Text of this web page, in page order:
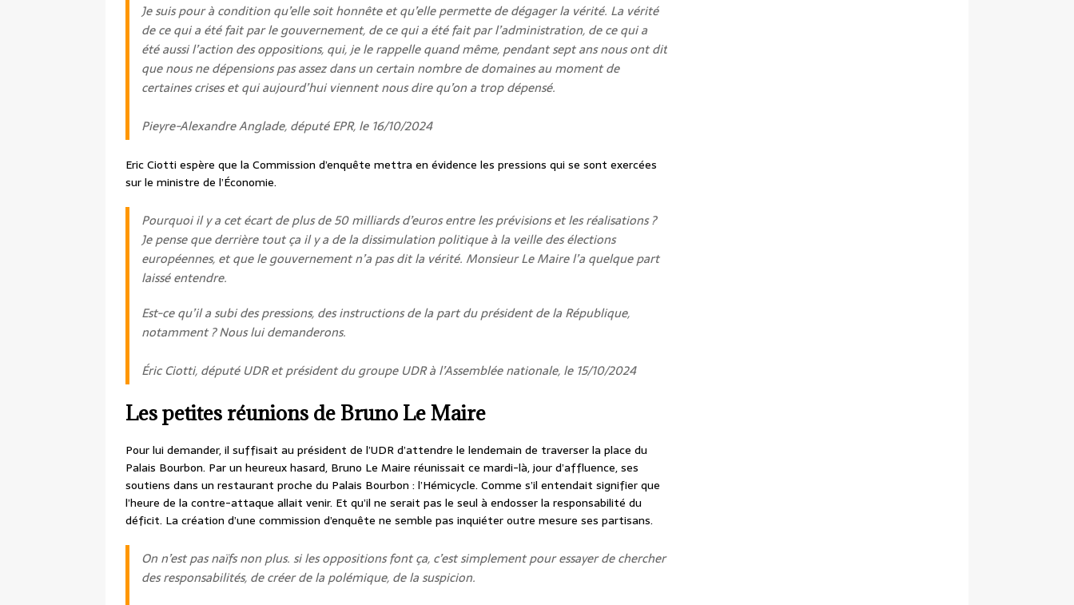
Je suis pour à condition qu’elle soit honnête et qu’elle permette de dégager la vérité. La vérité
de ce qui a été fait par le gouvernement, de ce qui a été fait par l’administration, de ce qui a
été aussi l’action des oppositions, qui, je le rappelle quand même, pendant sept ans nous ont dit
que nous ne dépensions pas assez dans un certain nombre de domaines au moment de
certaines crises et qui aujourd’hui viennent nous dire qu’on a trop dépensé.
Pieyre-Alexandre Anglade, député EPR, le 16/10/2024
Eric Ciotti espère que la Commission d’enquête mettra en évidence les pressions qui se sont exercées
sur le ministre de l’Économie.
Pourquoi il y a cet écart de plus de 50 milliards d’euros entre les prévisions et les réalisations ?
Je pense que derrière tout ça il y a de la dissimulation politique à la veille des élections
européennes, et que le gouvernement n’a pas dit la vérité. Monsieur Le Maire l’a quelque part
laissé entendre.
Est-ce qu’il a subi des pressions, des instructions de la part du président de la République,
notamment ? Nous lui demanderons.
Éric Ciotti, député UDR et président du groupe UDR à l’Assemblée nationale, le 15/10/2024
Les petites réunions de Bruno Le Maire
Pour lui demander, il suffisait au président de l’UDR d’attendre le lendemain de traverser la place du
Palais Bourbon. Par un heureux hasard, Bruno Le Maire réunissait ce mardi-là, jour d’affluence, ses
soutiens dans un restaurant proche du Palais Bourbon : l’Hémicycle. Comme s’il entendait signifier que
l’heure de la contre-attaque allait venir. Et qu’il ne serait pas le seul à endosser la responsabilité du
déficit. La création d’une commission d’enquête ne semble pas inquiéter outre mesure ses partisans.
On n’est pas naïfs non plus. si les oppositions font ça, c’est simplement pour essayer de chercher
des responsabilités, de créer de la polémique, de la suspicion.